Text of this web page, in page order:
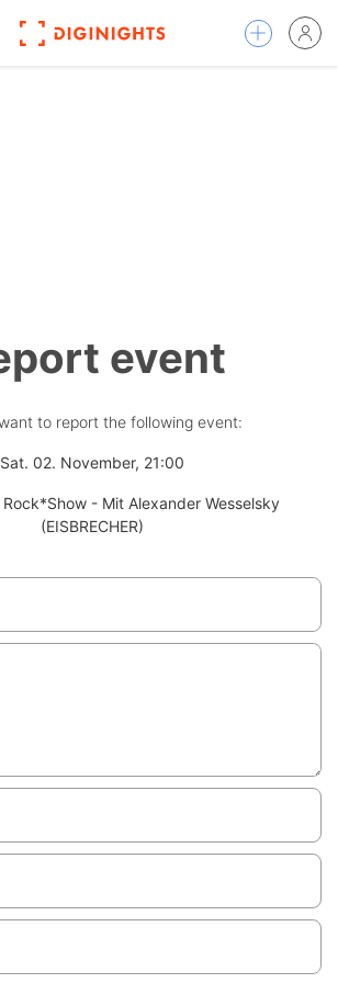
event
to report the following event:
Sat. 02. November, 21:00
- Mit Alexander Wesselsky
(EISBRECHER)